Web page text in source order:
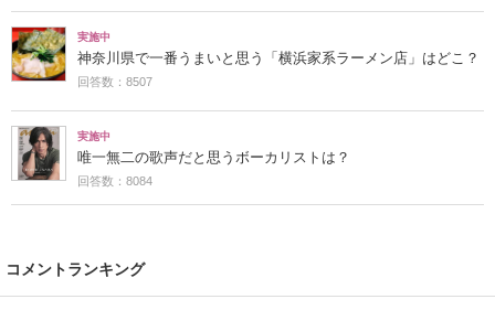
実施中
神奈川県で一番うまいと思う「横浜家系ラーメン店」はどこ？
回答数：8507
実施中
唯一無二の歌声だと思うボーカリストは？
回答数：8084
コメントランキング